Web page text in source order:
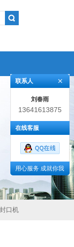
口机
联系人
刘春雨
13641613875
在线客服
用心服务 成就你我